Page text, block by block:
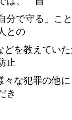
分で守る」こ
との
を教えていた
止
な犯罪の他に
き